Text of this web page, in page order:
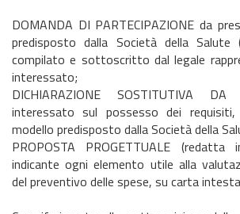
DOMANDA DI PARTECIPAZIONE da
predisposto dalla Società della Salute
compilato e sottoscritto dal legale
interessato;
DICHIARAZIONE SOSTITUTIVA
interessato sul possesso dei
modello predisposto dalla Società della
PROPOSTA PROGETTUALE
indicante ogni elemento utile alla
del preventivo delle spese, su carta